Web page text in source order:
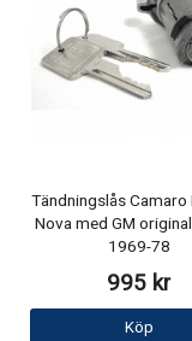
Tändningslås Camaro
Nova med GM
1969-78
995 kr
Köp